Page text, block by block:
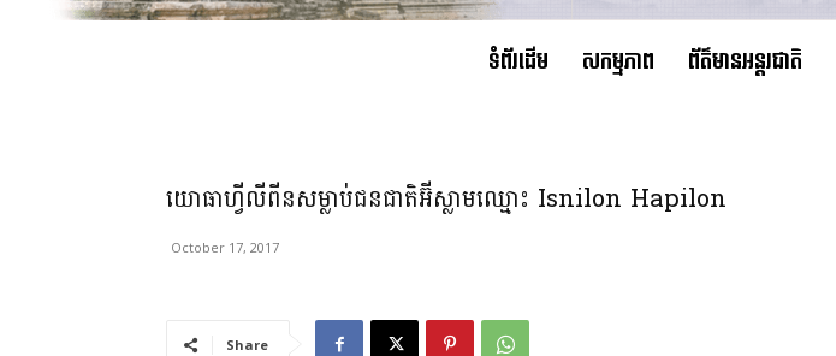
ទំព័រដើម សកម្មភាព ព័ត៌មានអន្តរជាតិ
យោធាហ្វីលីពីនសម្លាប់ជនជាតិអ៊ីស្លាមឈ្មោះ Isnilon Hapilon
October 17, 2017
Share